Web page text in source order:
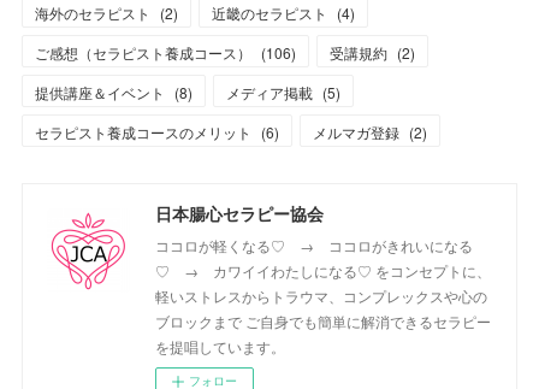
海外のセラピスト
(2) 近畿のセラピスト (4)
ご感想（セラピスト養成コース）
(106) 受講規約 (2)
提供講座＆イベント
(8) メディア掲載 (5)
セラピスト養成コースのメリット
(6) メルマガ登録 (2)
日本腸心セラピー協会
ココロが軽くなる♡ → ココロがきれいになる
♡ → カワイイわたしになる♡ をコンセプトに、
軽いストレスからトラウマ、コンプレックスや心の
ブロックまで ご自身でも簡単に解消できるセラピー
を提唱しています。
フォロー